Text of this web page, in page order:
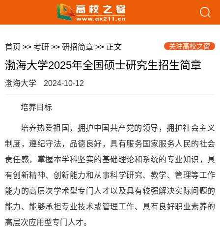
首页 >> 考研 >> 研招简章 >> 正文 关注高校之窗
渤海大学2025年全国硕士研究生招生简章
渤海大学 2024-10-12
培养目标
培养热爱祖国，拥护中国共产党的领导，拥护社会主义
制度，遵纪守法，品德良好，具有服务国家服务人民的社会
责任感，掌握本学科坚实的基础理论和系统的专业知识，具
有创新精神、创新能力和从事科学研究、教学、管理等工作
能力的高层次学术型专门人才以及具有较强解决实际问题的
能力、能够承担专业技术或管理工作、具有良好职业素养的
高层次应用型专门人才。